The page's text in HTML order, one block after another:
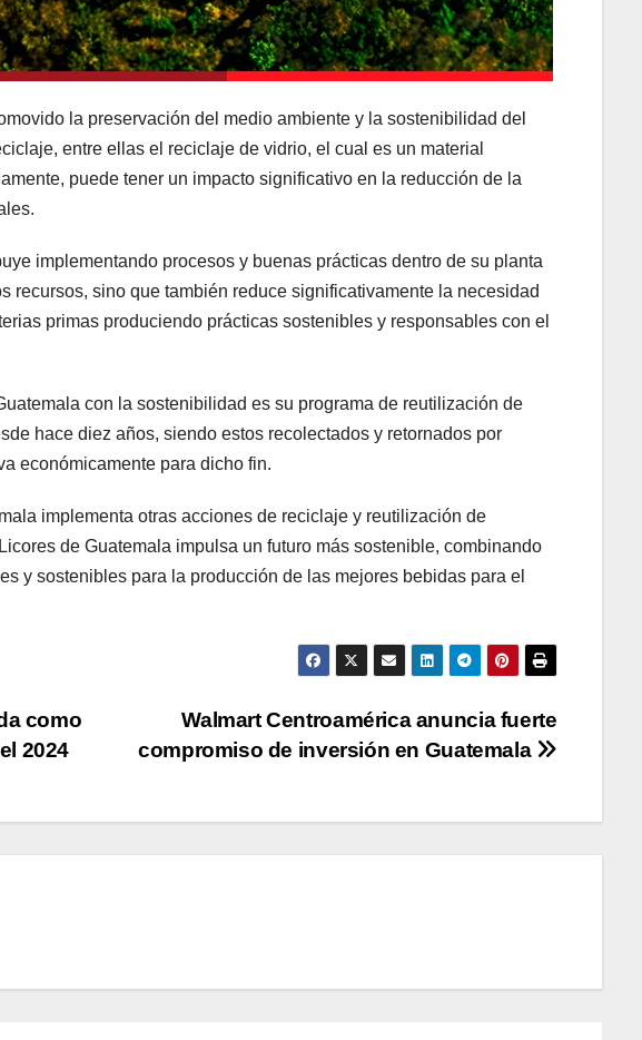
la preservación del medio ambiente y la sostenibilidad del
entre ellas el reciclaje de vidrio, el cual es un material
puede tener un impacto significativo en la reducción de la
implementando procesos y buenas prácticas dentro de su planta
recursos, sino que también reduce significativamente la necesidad
primas produciendo prácticas sostenibles y responsables con el
con la sostenibilidad es su programa de reutilización de
hace diez años, siendo estos recolectados y retornados por
económicamente para dicho fin.
implementa otras acciones de reciclaje y reutilización de
de Guatemala impulsa un futuro más sostenible, combinando
y sostenibles para la producción de las mejores bebidas para el
Walmart Centroamérica anuncia fuerte
compromiso de inversión en Guatemala
como
2024